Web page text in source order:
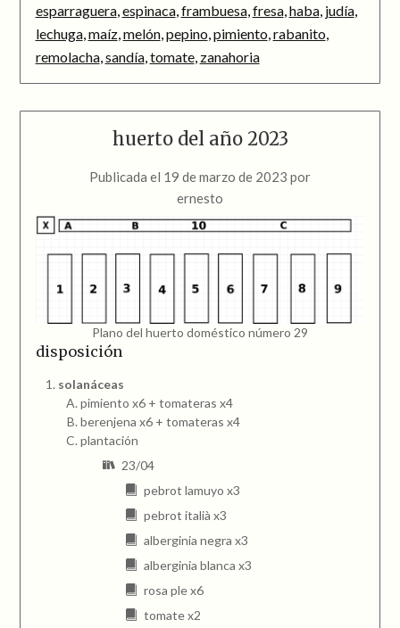
esparraguera,espinaca,frambuesa,fresa,haba, judía,
lechuga,maíz,melón,pepino,pimiento,rabanito,
remolacha,sandía,tomate, zanahoria
huerto del año 2023
Publicada el 19 de marzo de 2023 por
ernesto
Plano del huerto doméstico número 29
disposición
solanáceas
pimiento x6 + tomateras x4
berenjena x6 + tomateras x4
plantación
23/04
pebrot lamuyo x3
pebrot italià x3
alberginia negra x3
alberginia blanca x3
rosa ple x6
tomate x2